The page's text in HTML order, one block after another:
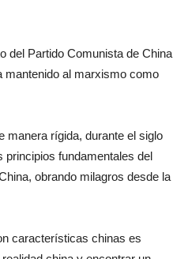
del Partido Comunista de China
mantenido al marxismo como
manera rígida, durante el siglo
principios fundamentales del
obrando milagros desde la
características chinas es